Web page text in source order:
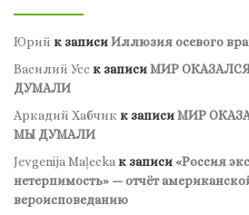
Юрий к записиИллюзия осевого
Василий Усс к записиМИР
ДУМАЛИ
Аркадий Хабчик к записиМИР
МЫ ДУМАЛИ
Jevgenija Maļecka к записи«Россия
нетерпимость» — отчёт
вероисповеданию